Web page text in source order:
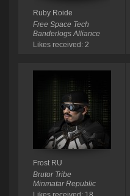
Ruby Roide
Free Space Tech
Banderlogs Alliance
Likes received: 2
Frost RU
Brutor Tribe
Minmatar Republic